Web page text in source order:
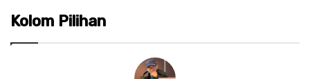
Kolom Pilihan